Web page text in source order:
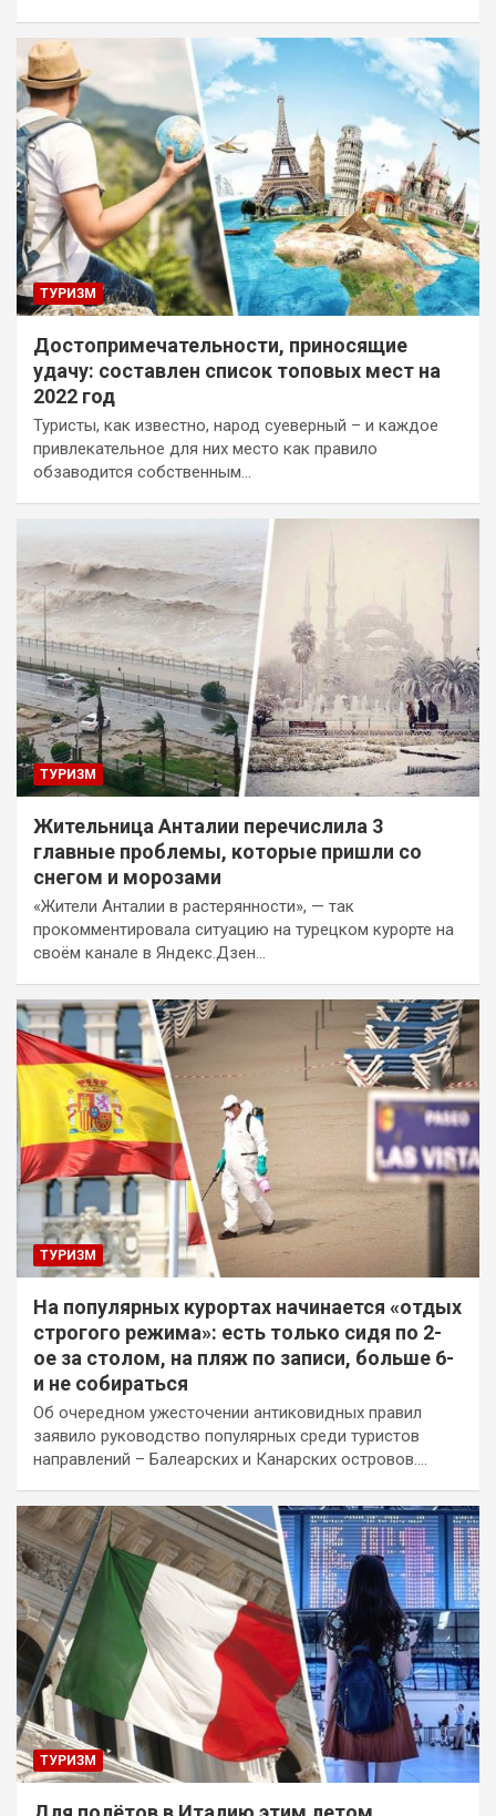
ТУРИЗМ
Достопримечательности, приносящие
удачу: составлен список топовых мест на
2022 год
Туристы, как известно, народ суеверный – и каждое
привлекательное для них место как правило
обзаводится собственным…
ТУРИЗМ
Жительница Анталии перечислила 3
главные проблемы, которые пришли со
снегом и морозами
«Жители Анталии в растерянности», — так
прокомментировала ситуацию на турецком курорте на
своём канале в Яндекс.Дзен…
ТУРИЗМ
На популярных курортах начинается «отдых
строгого режима»: есть только сидя по 2-
ое за столом, на пляж по записи, больше 6-
и не собираться
Об очередном ужесточении антиковидных правил
заявило руководство популярных среди туристов
направлений – Балеарских и Канарских островов.…
ТУРИЗМ